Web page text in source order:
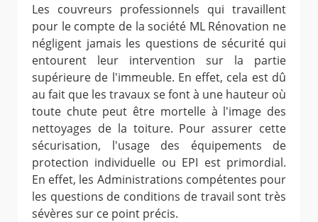
Les couvreurs professionnels qui travaillent
pour le compte de la société ML Rénovation ne
négligent jamais les questions de sécurité qui
entourent leur intervention sur la partie
supérieure de l'immeuble. En effet, cela est dû
au fait que les travaux se font à une hauteur où
toute chute peut être mortelle à l'image des
nettoyages de la toiture. Pour assurer cette
sécurisation, l'usage des équipements de
protection individuelle ou EPI est primordial.
En effet, les Administrations compétentes pour
les questions de conditions de travail sont très
sévères sur ce point précis.